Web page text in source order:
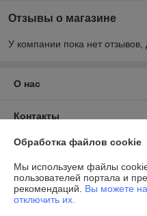
Отзывы о магазине
У компании пока нет отзывов,
О нас
Контакты
Доставка и оплата
График работы
Обработка файлов cookie
Мы используем файлы
пользователей портала и
рекомендаций. Вы можете
отключить их.